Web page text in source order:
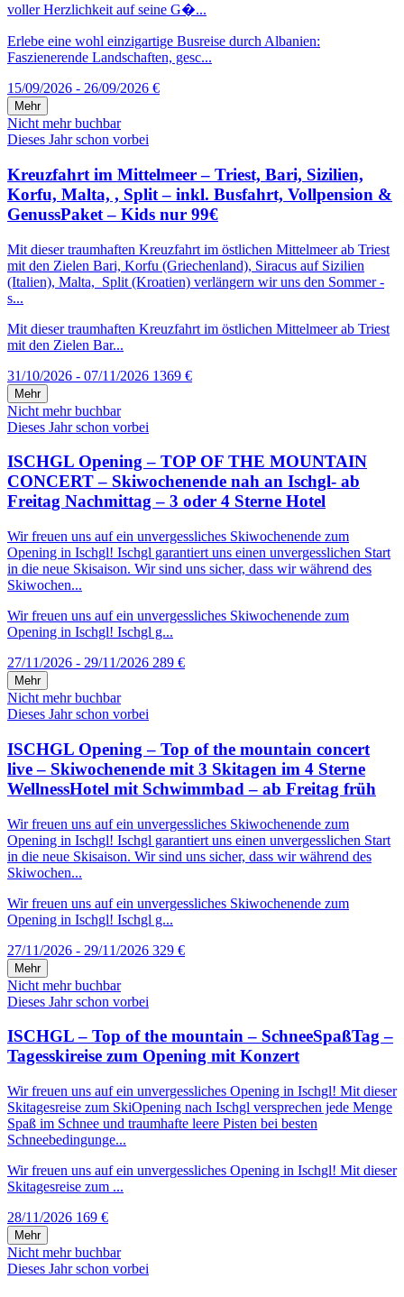
voller Herzlichkeit auf seine G�...
Erlebe eine wohl einzigartige Busreise durch Albanien:
Faszienerende Landschaften, gesc...
15/09/2026 - 26/09/2026 €
Mehr
Nicht mehr buchbar
Dieses Jahr schon vorbei
Kreuzfahrt im Mittelmeer – Triest, Bari, Sizilien,
Korfu, Malta, , Split – inkl. Busfahrt, Vollpension &
GenussPaket – Kids nur 99€
Mit dieser traumhaften Kreuzfahrt im östlichen Mittelmeer ab Triest
mit den Zielen Bari, Korfu (Griechenland), Siracus auf Sizilien
(Italien), Malta, Split (Kroatien) verlängern wir uns den Sommer -
s...
Mit dieser traumhaften Kreuzfahrt im östlichen Mittelmeer ab Triest
mit den Zielen Bar...
31/10/2026 - 07/11/2026 1369 €
Mehr
Nicht mehr buchbar
Dieses Jahr schon vorbei
ISCHGL Opening – TOP OF THE MOUNTAIN
CONCERT – Skiwochenende nah an Ischgl- ab
Freitag Nachmittag – 3 oder 4 Sterne Hotel
Wir freuen uns auf ein unvergessliches Skiwochenende zum
Opening in Ischgl! Ischgl garantiert uns einen unvergesslichen Start
in die neue Skisaison. Wir sind uns sicher, dass wir während des
Skiwochen...
Wir freuen uns auf ein unvergessliches Skiwochenende zum
Opening in Ischgl! Ischgl g...
27/11/2026 - 29/11/2026 289 €
Mehr
Nicht mehr buchbar
Dieses Jahr schon vorbei
ISCHGL Opening – Top of the mountain concert
live – Skiwochenende mit 3 Skitagen im 4 Sterne
WellnessHotel mit Schwimmbad – ab Freitag früh
Wir freuen uns auf ein unvergessliches Skiwochenende zum
Opening in Ischgl! Ischgl garantiert uns einen unvergesslichen Start
in die neue Skisaison. Wir sind uns sicher, dass wir während des
Skiwochen...
Wir freuen uns auf ein unvergessliches Skiwochenende zum
Opening in Ischgl! Ischgl g...
27/11/2026 - 29/11/2026 329 €
Mehr
Nicht mehr buchbar
Dieses Jahr schon vorbei
ISCHGL – Top of the mountain – SchneeSpaßTag –
Tagesskireise zum Opening mit Konzert
Wir freuen uns auf ein unvergessliches Opening in Ischgl! Mit dieser
Skitagesreise zum SkiOpening nach Ischgl versprechen jede Menge
Spaß im Schnee und traumhafte leere Pisten bei besten
Schneebedingunge...
Wir freuen uns auf ein unvergessliches Opening in Ischgl! Mit dieser
Skitagesreise zum ...
28/11/2026 169 €
Mehr
Nicht mehr buchbar
Dieses Jahr schon vorbei